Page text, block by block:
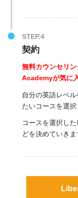
契約
無料カウンセリ
Academyが気に
自分の英語レベ
たいコースを選択
コースを選択し
どを決めていきま